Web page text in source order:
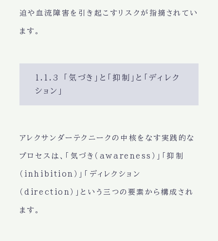
迫や血流障害を引き起こすリスクが指摘されてい
ます。
1.1.3 「気づき」と「抑制」と「ディレク
ション」
アレクサンダーテクニークの中核をなす実践的な
プロセスは、「気づき（awareness）」「抑制
（inhibition）」「ディレクション
（direction）」という三つの要素から構成され
ます。